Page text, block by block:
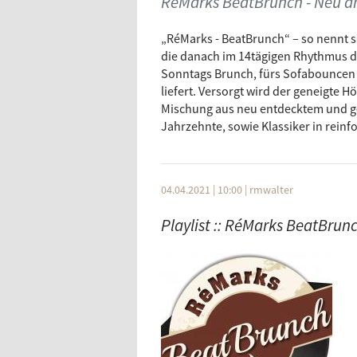
Kuhjo
Violetta Parisini
On
Masha Qrella
Bleiben
Fitz and the Tantrums
Dear
Hildegard Knef
Im 80
Frank Sinatra
„RéMarks - BeatBrunch“ – so
die danach im 14tägigen Rhythmus
Sonntags Brunch, fürs
liefert. Versorgt wird der geneigte
Mischung aus neu entdecktem und
Jahrzehnte, sowie Klassiker in
04.04.2021 | 10:00 | rmwalter
Playlist :: RéMarks